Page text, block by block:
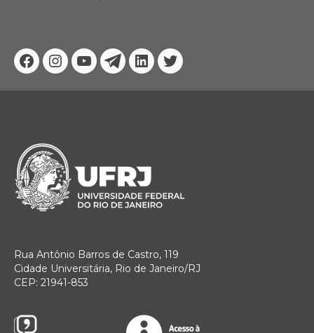
Facebook
Instagram
YoutubeTelegram
Linkedin
Twitter
Rua Antônio Barros de Castro, 119
Cidade Universitária, Rio de Janeiro/RJ
CEP: 21941-853